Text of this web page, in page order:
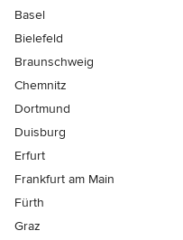
Basel
Bielefeld
Braunschweig
Chemnitz
Dortmund
Duisburg
Erfurt
Frankfurt am Main
Fürth
Graz